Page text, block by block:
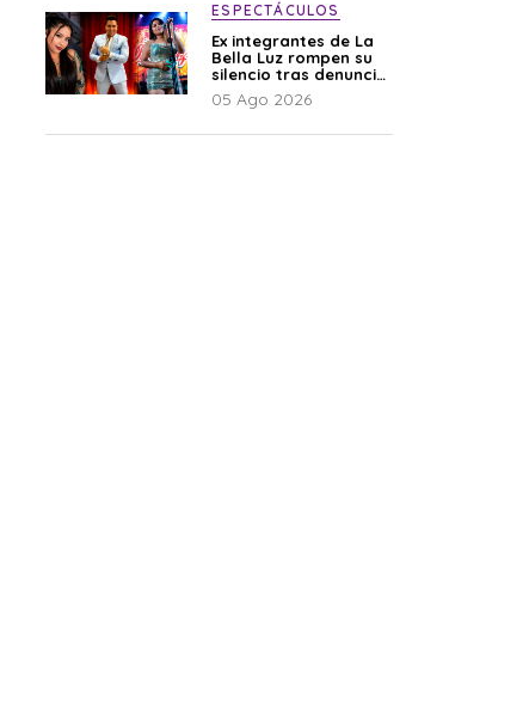
ESPECTÁCULOS
Ex integrantes de La
Bella Luz rompen su
silencio tras denuncia
de Naldy: “Todo el
mundo lo sabía”
05 Ago 2026